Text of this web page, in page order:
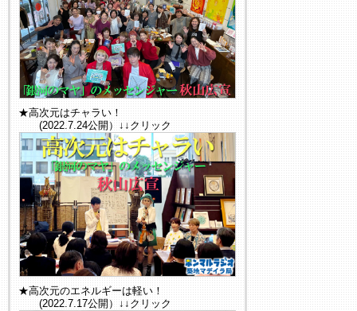
★高次元はチャラい！
(2022.7.24公開）↓↓クリック
★高次元のエネルギーは軽い！
(2022.7.17公開）↓↓クリック